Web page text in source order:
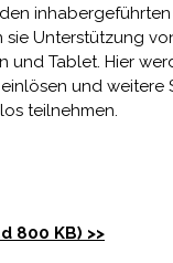
Unterstützung
Tablet. Hier
und
teilnehmen.
800 KB) >>